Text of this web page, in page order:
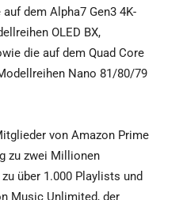
dem Alpha7 Gen3 4K-
OLED BX,
die auf dem Quad Core
Nano 81/80/79
von Amazon Prime
zu zwei Millionen
über 1.000 Playlists und
Music Unlimited, der